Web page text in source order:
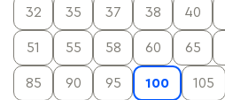
32 35 37 38 40
51 55 58 60 65
85 90 95 100 105